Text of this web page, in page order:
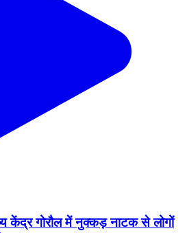
केंद्र गोरौल में नुक्कड़ नाटक से लोगों